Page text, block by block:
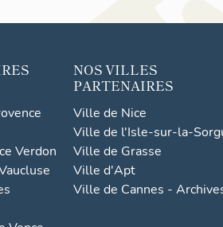
Verdon
NOS VILLES
PARTENAIRES
Ville de Nice
Ville de l'Isle-sur-la-
Ville de Grasse
Ville d'Apt
Ville de Cannes -